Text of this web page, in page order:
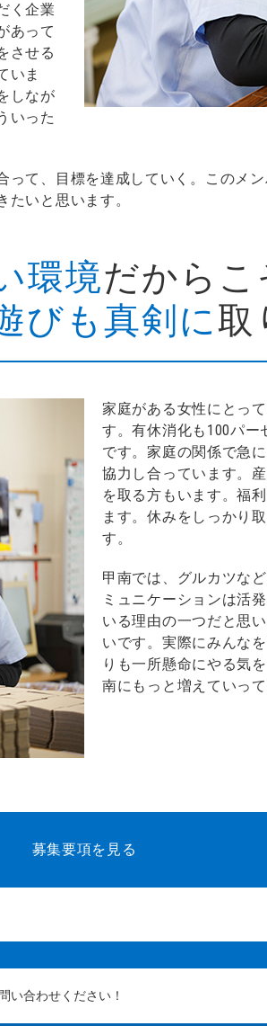
く企業
あって
させる
いま
しなが
いった
て、目標を達成していく。このメ
いと思います。
環境だからこ
びも真剣に取
家庭がある女性にとっ
す。有休消化も100パ
です。家庭の関係で急
協力し合っています。
を取る方もいます。福
ます。休みをしっかり
す。
甲南では、グルカツな
ミュニケーションは活
いる理由の一つだと思
いです。実際にみんな
りも一所懸命にやる気
南にもっと増えていっ
募集要項を見る
い合わせください！